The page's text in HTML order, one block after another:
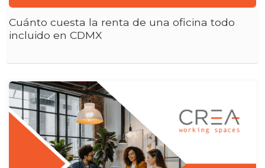
Cuánto cuesta la renta de una oficina todo
incluido en CDMX